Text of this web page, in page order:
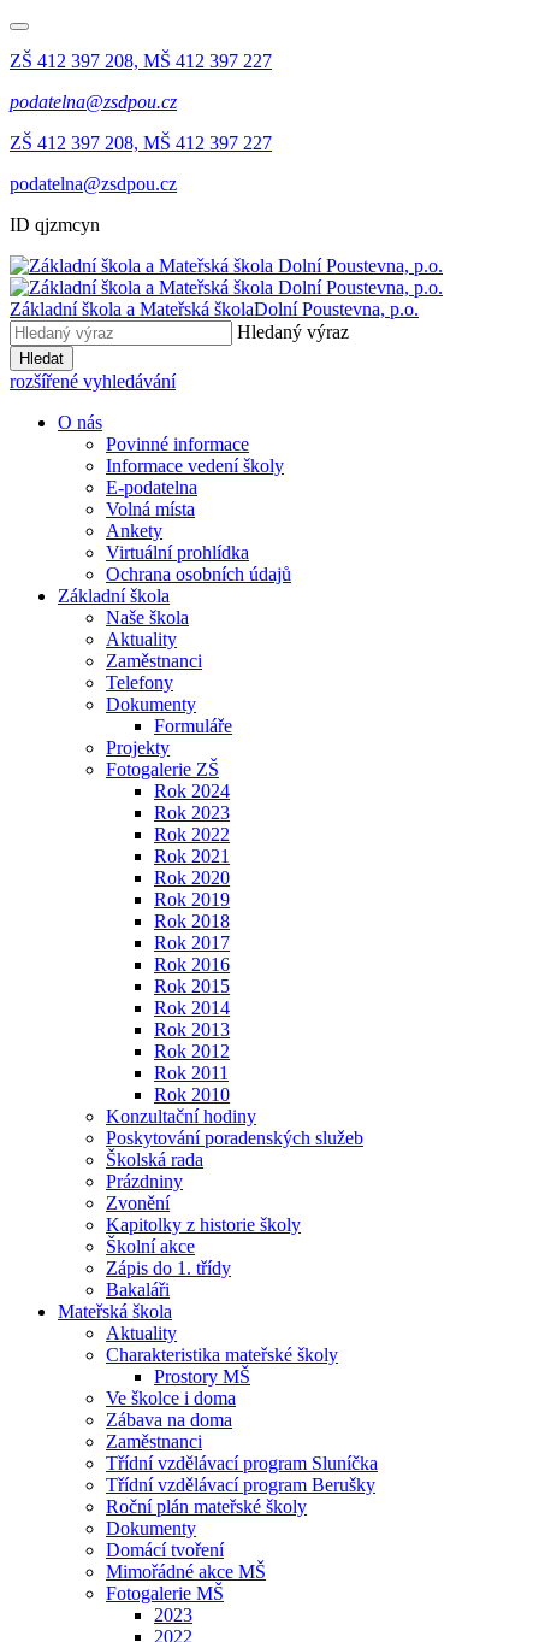
ZŠ 412 397 208, MŠ 412 397 227
podatelna@zsdpou.cz
ZŠ 412 397 208, MŠ 412 397 227
podatelna@zsdpou.cz
ID qjzmcyn
Základní škola a Mateřská školaDolní Poustevna, p.o.
Hledaný výraz
Hledat
rozšířené vyhledávání
O nás
Povinné informace
Informace vedení školy
E-podatelna
Volná místa
Ankety
Virtuální prohlídka
Ochrana osobních údajů
Základní škola
Naše škola
Aktuality
Zaměstnanci
Telefony
Dokumenty
Formuláře
Projekty
Fotogalerie ZŠ
Rok 2024
Rok 2023
Rok 2022
Rok 2021
Rok 2020
Rok 2019
Rok 2018
Rok 2017
Rok 2016
Rok 2015
Rok 2014
Rok 2013
Rok 2012
Rok 2011
Rok 2010
Konzultační hodiny
Poskytování poradenských služeb
Školská rada
Prázdniny
Zvonění
Kapitolky z historie školy
Školní akce
Zápis do 1. třídy
Bakaláři
Mateřská škola
Aktuality
Charakteristika mateřské školy
Prostory MŠ
Ve školce i doma
Zábava na doma
Zaměstnanci
Třídní vzdělávací program Sluníčka
Třídní vzdělávací program Berušky
Roční plán mateřské školy
Dokumenty
Domácí tvoření
Mimořádné akce MŠ
Fotogalerie MŠ
2023
2022